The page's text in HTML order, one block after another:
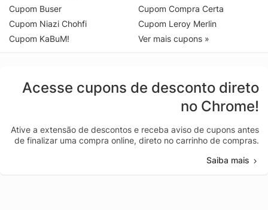
Cupom Buser
Cupom Niazi Chohfi
Cupom KaBuM!
Cupom Compra Certa
Cupom Leroy Merlin
Ver mais cupons »
Acesse cupons de desconto direto
no Chrome!
Ative a extensão de descontos e receba aviso de cupons antes
de finalizar uma compra online, direto no carrinho de compras.
Saiba mais